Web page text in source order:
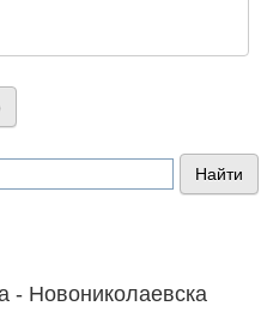
- Новониколаевска